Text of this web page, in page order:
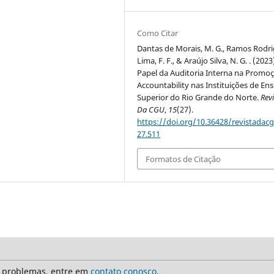
Como Citar
Dantas de Morais, M. G., Ramos
Lima, F. F., & Araújo Silva, N. G. .
Papel da Auditoria Interna na
Accountability nas Instituições de
Superior do Rio Grande do Norte.
Da CGU, 15(27).
https://doi.org/10.36428/
27.511
Formatos de Citação
entre em contato conosco.